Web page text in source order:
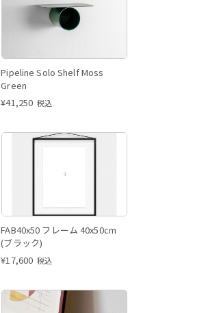
Pipeline Solo Shelf Moss
Green
¥41,250 税込
FAB40x50 フレーム 40x50cm
(ブラック)
¥17,600 税込